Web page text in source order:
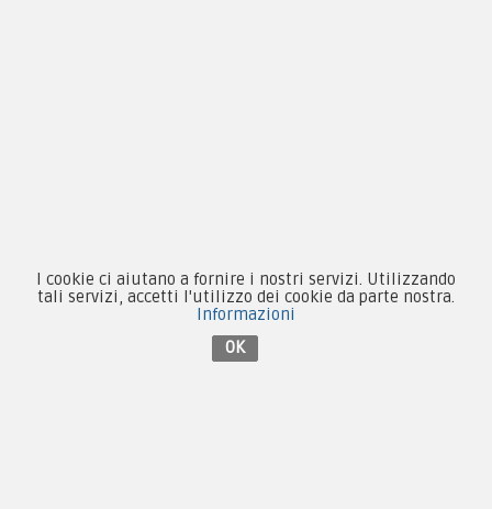
I cookie ci aiutano a fornire i nostri servizi. Utilizzando
tali servizi, accetti l'utilizzo dei cookie da parte nostra.
Informazioni
OK